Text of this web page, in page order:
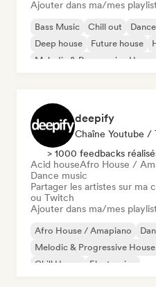
Ajouter dans ma/mes
Bass Music Chill out
Deep house
Future house
Melodic & Progressive House
deepify
Chaîne Youtube /
> 1000 feedbacks
Acid houseAfro House /
Dance music
Partager les artistes sur ma
ou Twitch
Ajouter dans ma/mes
Afro House / Amapiano
Melodic & Progressive House
Chill House
Electronica